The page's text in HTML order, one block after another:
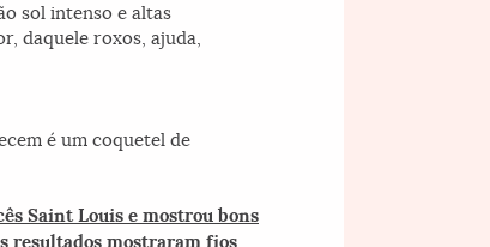
sol intenso e altas
daquele roxos, ajuda,
é um coquetel de
Saint Louis e mostrou bons